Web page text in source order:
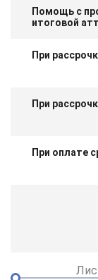
Помощь с
итоговой
При
При
При оплате